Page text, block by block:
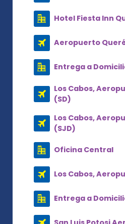
Hotel Fiesta Inn
Aeropuerto
Entrega a
Los Cabos,
(SD)
Los Cabos,
(SJD)
Oficina Central
Los Cabos,
Entrega a